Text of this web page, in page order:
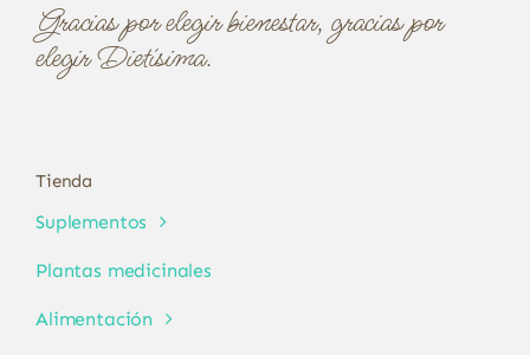
Gracias por elegir bienestar, gracias por
elegir Dietísima.
Tienda
Suplementos
Plantas medicinales
Alimentación